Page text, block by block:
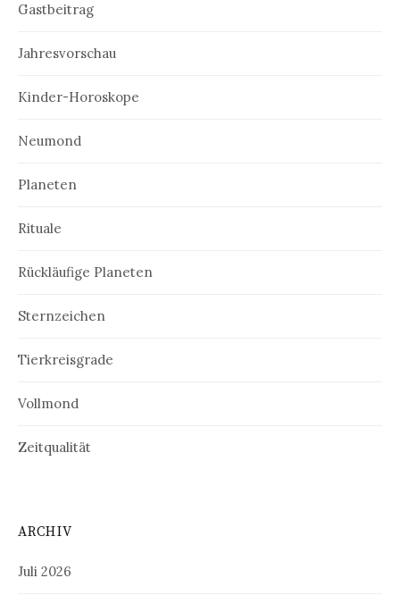
Gastbeitrag
Jahresvorschau
Kinder-Horoskope
Neumond
Planeten
Rituale
Rückläufige Planeten
Sternzeichen
Tierkreisgrade
Vollmond
Zeitqualität
ARCHIV
Juli 2026